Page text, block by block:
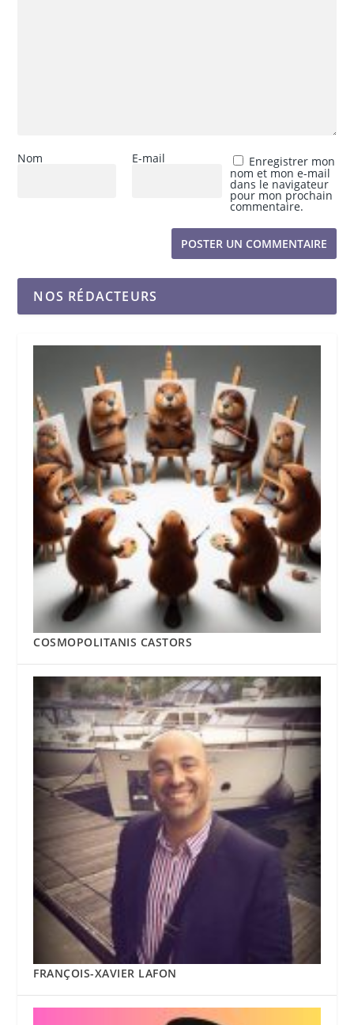
Nom E-mail Enregistrer mon
nom et mon e-mail
dans le navigateur
pour mon prochain
commentaire.
NOS RÉDACTEURS
COSMOPOLITANIS CASTORS
FRANÇOIS-XAVIER LAFON